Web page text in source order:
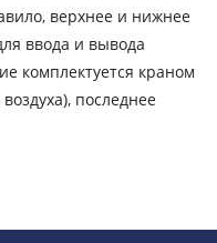
верхнее и нижнее
ввода и вывода
комплектуется краном
последнее